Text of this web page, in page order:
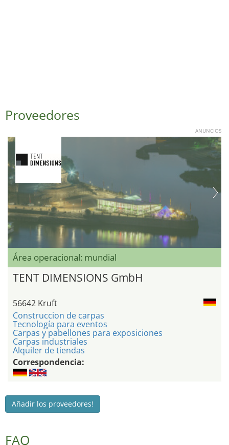
Proveedores
ANUNCIOS
Área operacional: mundial
TENT DIMENSIONS GmbH
56642 Kruft
Construccion de carpas
Tecnología para eventos
Carpas y pabellones para exposiciones
Carpas industriales
Alquiler de tiendas
Correspondencia:
Añadir los proveedores!
FAQ